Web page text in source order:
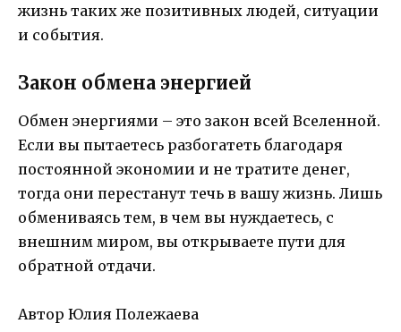
жизнь таких же позитивных людей, ситуации
и события.
Закон обмена энергией
Обмен энергиями – это закон всей Вселенной.
Если вы пытаетесь разбогатеть благодаря
постоянной экономии и не тратите денег,
тогда они перестанут течь в вашу жизнь. Лишь
обмениваясь тем, в чем вы нуждаетесь, с
внешним миром, вы открываете пути для
обратной отдачи.
Автор Юлия Полежаева